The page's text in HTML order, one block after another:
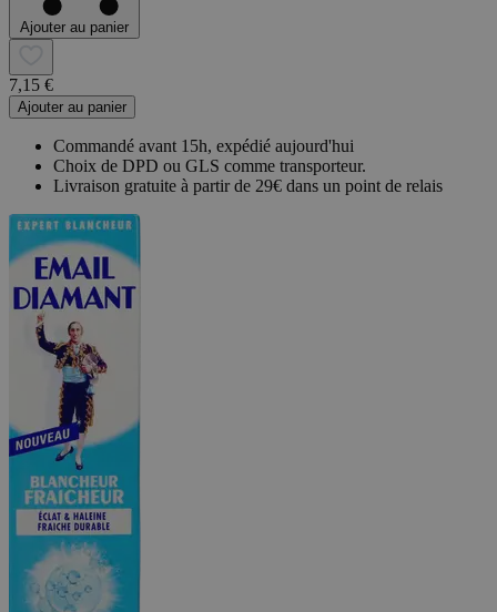
Ajouter au panier
7,15 €
Ajouter au panier
Commandé avant 15h, expédié aujourd'hui
Choix de DPD ou GLS comme transporteur.
Livraison gratuite à partir de 29€ dans un point de relais